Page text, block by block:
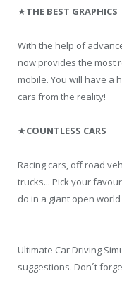
★THE BEST GRAPHICS
With the help of
now provides the most
mobile. You will have a
cars from the reality!
★COUNTLESS CARS
Racing cars, off road
trucks... Pick your
do in a giant open world
Ultimate Car Driving
suggestions. Don´t